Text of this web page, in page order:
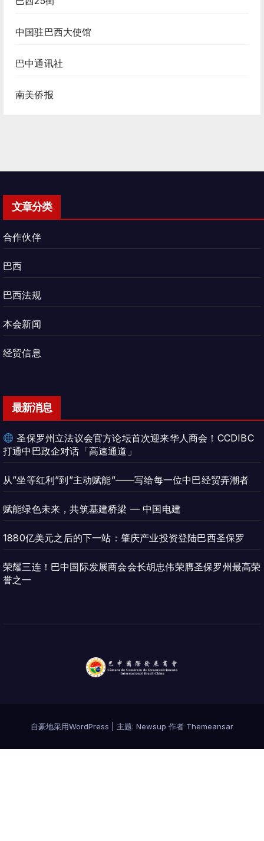
中国驻巴西大使馆
巴中通讯社
南美侨报
文章分类
合作伙伴
巴西
巴西法规
本会新闻
经贸信息
最新消息
圣保罗州立法议会官方论坛首次迎来华人商会！CCDIBC
打通中巴政企对话「高速通道」
从”坐等红利”到”主动赋能”——写给每一位中巴经贸弄潮者
赋能绿色未来，共筑基建桥梁 — 中国电建
1880亿美元之后的下一站：肇庆产业投资登陆巴西圣保罗
荣耀三连！巴中国际发展商会会长胡忠伟荣膺圣保罗州最高荣
誉之一
自豪地采用WordPress 主题: Newsup 作者 Themeansar